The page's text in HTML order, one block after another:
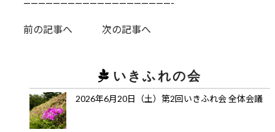
————————————————————-
前の記事へ 次の記事へ
いきふれの会
2026年6月20日（土）第2回いきふれ会 全体会議